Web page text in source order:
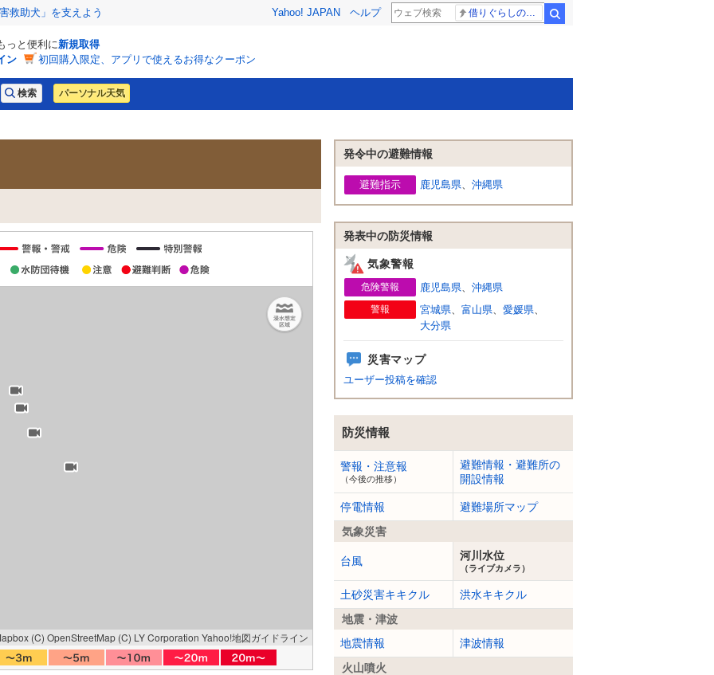
救助犬」を支えよう Yahoo! JAPAN ヘルプ
っと便利に新規取得
ン
初回購入限定、アプリで使えるお得なクーポン
パーソナル天気
(C) OpenStreetMap (C) LY Corporation Yahoo!地図ガイドライン
発令中の避難情報
避難指示 鹿児島県、 沖縄県
発表中の防災情報
気象警報
危険警報 鹿児島県、 沖縄県
警報 宮城県、 富山県、 愛媛県、
大分県
災害マップ
ユーザー投稿を確認
防災情報
警報・注意報
（今後の推移）
避難情報・避難所の
開設情報
停電情報
避難場所マップ
気象災害
台風 河川水位
（ライブカメラ）
土砂災害キキクル
洪水キキクル
地震・津波
地震情報
津波情報
火山噴火